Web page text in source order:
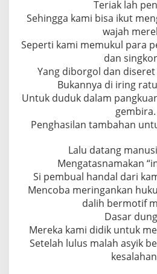
Teriak lah
Sehingga kami bisa ikut
wajah
Seperti kami memukul para
dan
Yang diborgol dan
Bukannya di iring
Untuk duduk dalam
gembira.
Penghasilan tambahan
Lalu datang
Mengatasnamakan
Si pembual handal dari
Mencoba meringankan
dalih bermotif
Dasar
Mereka kami didik untuk
Setelah lulus malah asyik